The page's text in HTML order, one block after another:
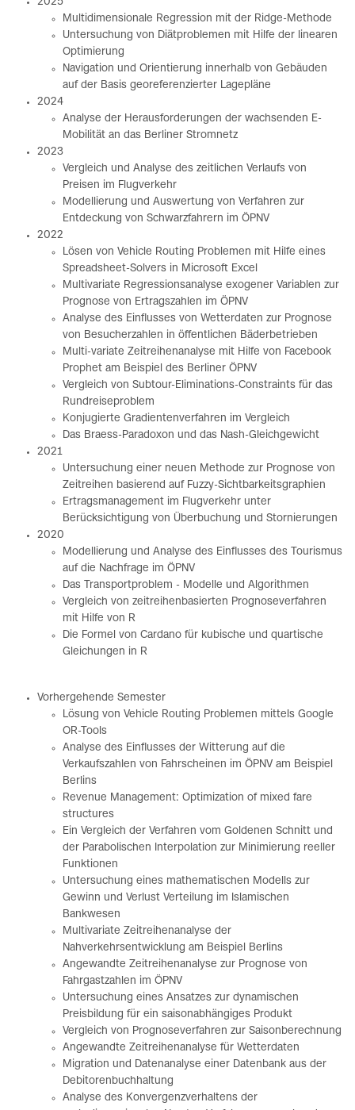
Multidimensionale Regression mit der Ridge-Methode
Untersuchung von Diätproblemen mit Hilfe der linearen
Optimierung
Navigation und Orientierung innerhalb von Gebäuden
auf der Basis georeferenzierter Lagepläne
2024
Analyse der Herausforderungen der wachsenden E-
Mobilität an das Berliner Stromnetz
2023
Vergleich und Analyse des zeitlichen Verlaufs von
Preisen im Flugverkehr
Modellierung und Auswertung von Verfahren zur
Entdeckung von Schwarzfahrern im ÖPNV
2022
Lösen von Vehicle Routing Problemen mit Hilfe eines
Spreadsheet-Solvers in Microsoft Excel
Multivariate Regressionsanalyse exogener Variablen zur
Prognose von Ertragszahlen im ÖPNV
Analyse des Einflusses von Wetterdaten zur Prognose
von Besucherzahlen in öffentlichen Bäderbetrieben
Multi-variate Zeitreihenanalyse mit Hilfe von Facebook
Prophet am Beispiel des Berliner ÖPNV
Vergleich von Subtour-Eliminations-Constraints für das
Rundreiseproblem
Konjugierte Gradientenverfahren im Vergleich
Das Braess-Paradoxon und das Nash-Gleichgewicht
2021
Untersuchung einer neuen Methode zur Prognose von
Zeitreihen basierend auf Fuzzy-Sichtbarkeitsgraphien
Ertragsmanagement im Flugverkehr unter
Berücksichtigung von Überbuchung und Stornierungen
2020
Modellierung und Analyse des Einflusses des Tourismus
auf die Nachfrage im ÖPNV
Das Transportproblem - Modelle und Algorithmen
Vergleich von zeitreihenbasierten Prognoseverfahren
mit Hilfe von R
Die Formel von Cardano für kubische und quartische
Gleichungen in R
Vorhergehende Semester
Lösung von Vehicle Routing Problemen mittels Google
OR-Tools
Analyse des Einflusses der Witterung auf die
Verkaufszahlen von Fahrscheinen im ÖPNV am Beispiel
Berlins
Revenue Management: Optimization of mixed fare
structures
Ein Vergleich der Verfahren vom Goldenen Schnitt und
der Parabolischen Interpolation zur Minimierung reeller
Funktionen
Untersuchung eines mathematischen Modells zur
Gewinn und Verlust Verteilung im Islamischen
Bankwesen
Multivariate Zeitreihenanalyse der
Nahverkehrsentwicklung am Beispiel Berlins
Angewandte Zeitreihenanalyse zur Prognose von
Fahrgastzahlen im ÖPNV
Untersuchung eines Ansatzes zur dynamischen
Preisbildung für ein saisonabhängiges Produkt
Vergleich von Prognoseverfahren zur Saisonberechnung
Angewandte Zeitreihenanalyse für Wetterdaten
Migration und Datenanalyse einer Datenbank aus der
Debitorenbuchhaltung
Analyse des Konvergenzverhaltens der